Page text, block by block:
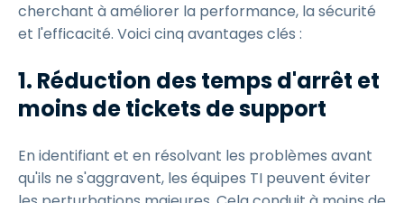
cherchant à améliorer la performance, la sécurité
et l'efficacité. Voici cinq avantages clés :
1. Réduction des temps d'arrêt et
moins de tickets de support
En identifiant et en résolvant les problèmes avant
qu'ils ne s'aggravent, les équipes TI peuvent éviter